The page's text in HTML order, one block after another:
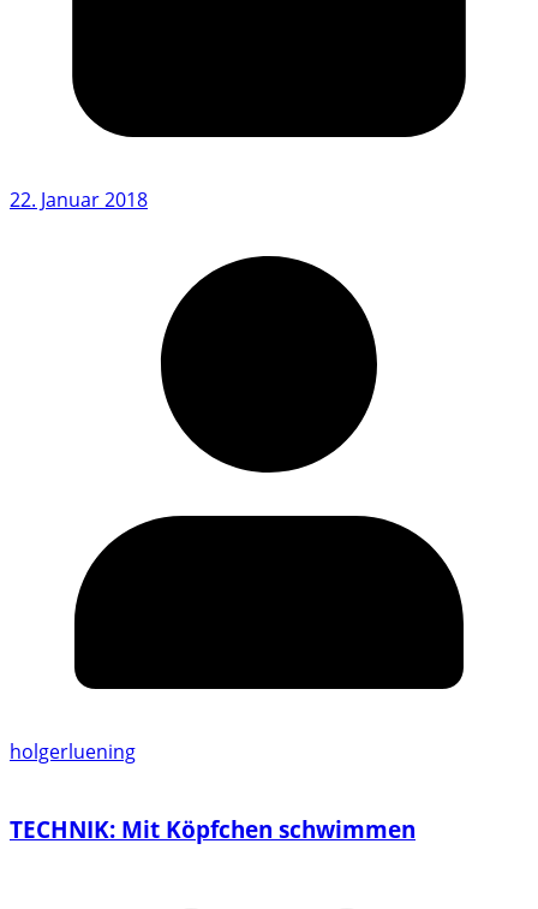
22. Januar 2018
holgerluening
TECHNIK: Mit Köpfchen schwimmen